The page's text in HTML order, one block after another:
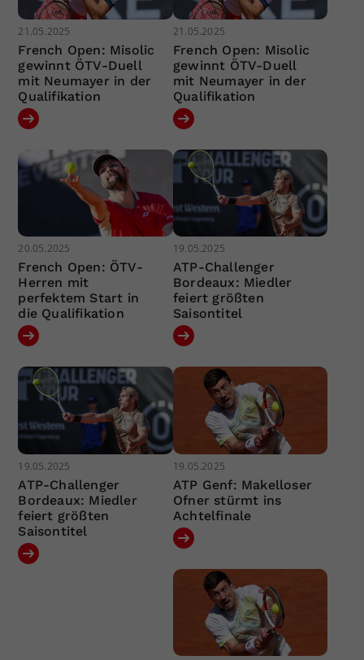
21.05.2025
French Open: Misolic
gewinnt ÖTV-Duell
mit Neumayer in der
Qualifikation
21.05.2025
French Open: Misolic
gewinnt ÖTV-Duell
mit Neumayer in der
Qualifikation
20.05.2025
French Open: ÖTV-
Herren mit
perfektem Start in
die Qualifikation
19.05.2025
ATP-Challenger
Bordeaux: Miedler
feiert größten
Saisontitel
19.05.2025
ATP-Challenger
Bordeaux: Miedler
feiert größten
Saisontitel
19.05.2025
ATP Genf: Makelloser
Ofner stürmt ins
Achtelfinale